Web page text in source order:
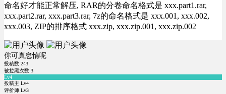
命名好才能正常解压, RAR的分卷命名格式是 xxx.part1.rar,
xxx.part2.rar, xxx.part3.rar, 7z的命名格式是 xxx.001, xxx.002,
xxx.003, ZIP的排序格式 xxx.zip, xxx.zip.001, xxx.zip.002
你可真怠惰呢
投稿数 243
被拉黑次数 3
Lv4
投稿主 Lv4
评价师 Lv3